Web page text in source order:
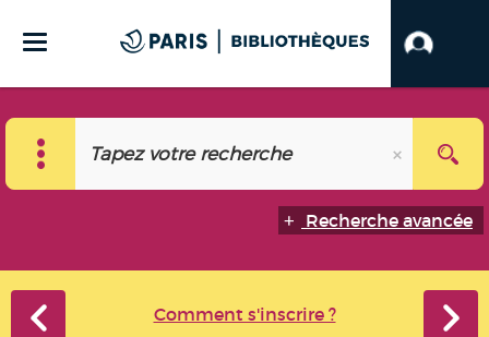
Recherche avancée
Comment s'inscrire ?